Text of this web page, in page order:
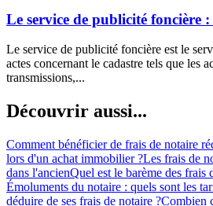
Le service de publicité foncière
Le service de publicité foncière est le
actes concernant le cadastre tels que les
transmissions,...
Découvrir aussi...
Comment bénéficier de frais de notaire
lors d'un achat immobilier ?Les frais de
dans l'ancienQuel est le barème des frais
Émoluments du notaire : quels sont les
déduire de ses frais de notaire ?Combien